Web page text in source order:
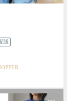
送